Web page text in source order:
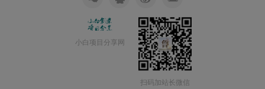
小白项目分享网
扫码加站长微信